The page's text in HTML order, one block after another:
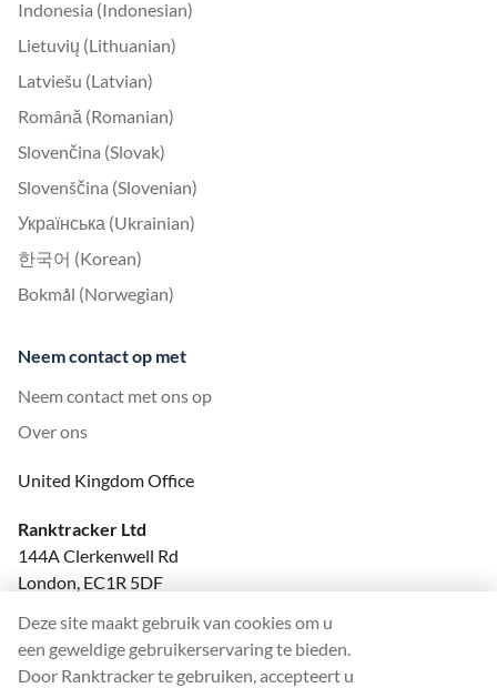
Indonesia (Indonesian)
Lietuvių (Lithuanian)
Latviešu (Latvian)
Română (Romanian)
Slovenčina (Slovak)
Slovenščina (Slovenian)
Українська (Ukrainian)
한국어 (Korean)
Bokmål (Norwegian)
Neem contact op met
Neem contact met ons op
Over ons
United Kingdom Office
Ranktracker Ltd
144A Clerkenwell Rd
London, EC1R 5DF
felix@ranktracker.com
Deze site maakt gebruik van cookies om u
een geweldige gebruikerservaring te bieden.
Door Ranktracker te gebruiken, accepteert u